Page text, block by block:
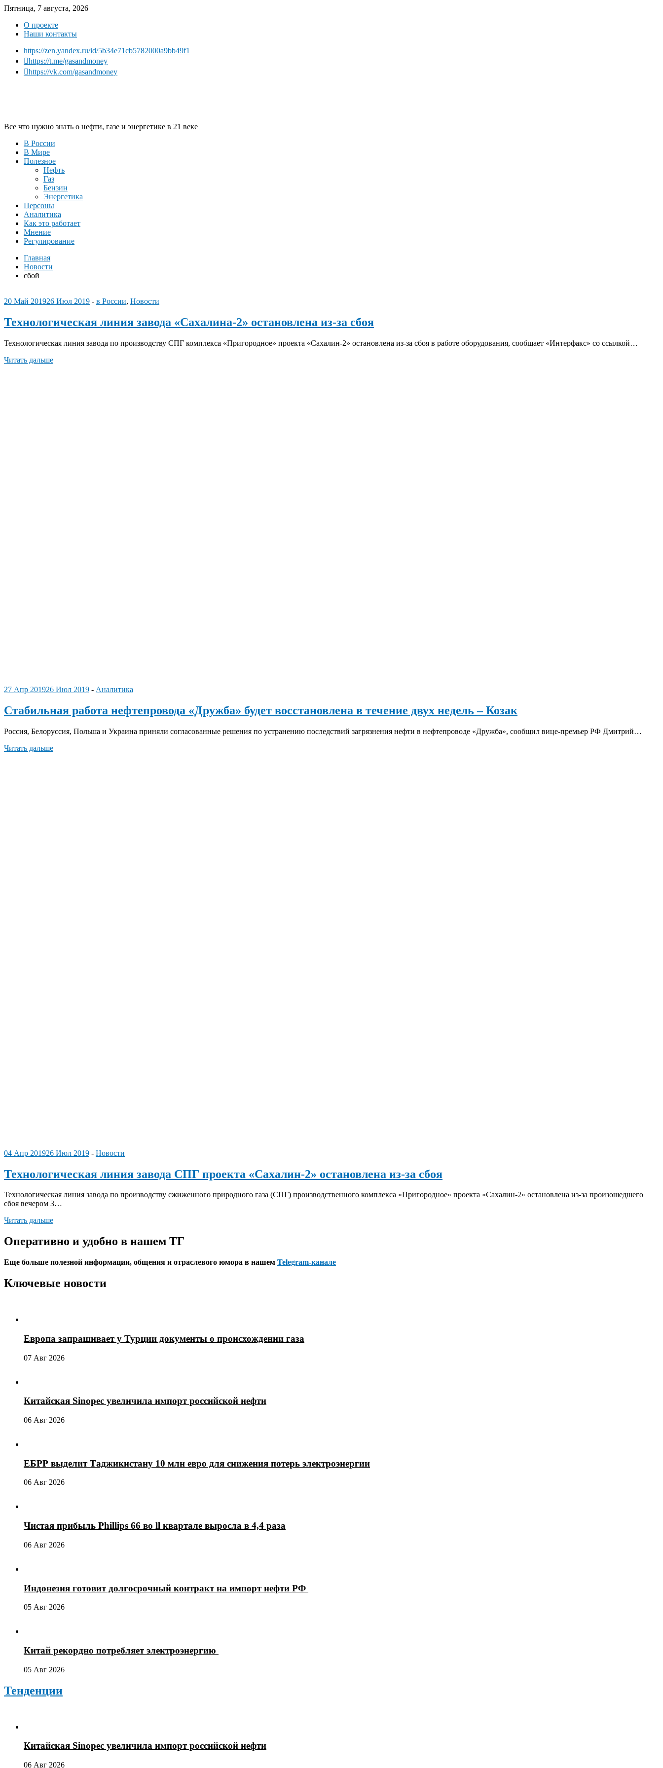
Пятница, 7 августа, 2026
О проекте
Наши контакты
https://zen.yandex.ru/id/5b34e71cb5782000a9bb49f1
https://t.me/gasandmoney
https://vk.com/gasandmoney
Все что нужно знать о нефти, газе и энергетике в 21 веке
В России
В Мире
Полезное
Нефть
Газ
Бензин
Энергетика
Персоны
Аналитика
Как это работает
Мнение
Регулирование
Главная
Новости
сбой
20 Май 201926 Июл 2019 - в России, Новости
Технологическая линия завода «Сахалина-2» остановлена из-за сбоя
Технологическая линия завода по производству СПГ комплекса «Пригородное» проекта «Сахалин-2» остановлена из-за сбоя в работе оборудования, сообщает «Интерфакс» со ссылкой…
Читать дальше
27 Апр 201926 Июл 2019 - Аналитика
Стабильная работа нефтепровода «Дружба» будет восстановлена в течение двух недель – Козак
Россия, Белоруссия, Польша и Украина приняли согласованные решения по устранению последствий загрязнения нефти в нефтепроводе «Дружба», сообщил вице-премьер РФ Дмитрий…
Читать дальше
04 Апр 201926 Июл 2019 - Новости
Технологическая линия завода СПГ проекта «Сахалин-2» остановлена из-за сбоя
Технологическая линия завода по производству сжиженного природного газа (СПГ) производственного комплекса «Пригородное» проекта «Сахалин-2» остановлена из-за произошедшего
сбоя вечером 3…
Читать дальше
Оперативно и удобно в нашем ТГ
Еще больше полезной информации, общения и отраслевого юмора в нашем Telegram-канале
Ключевые новости
Европа запрашивает у Турции документы о происхождении газа
07 Авг 2026
Китайская Sinopec увеличила импорт российской нефти
06 Авг 2026
ЕБРР выделит Таджикистану 10 млн евро для снижения потерь электроэнергии
06 Авг 2026
Чистая прибыль Phillips 66 во ll квартале выросла в 4,4 раза
06 Авг 2026
Индонезия готовит долгосрочный контракт на импорт нефти РФ
05 Авг 2026
Китай рекордно потребляет электроэнергию
05 Авг 2026
Тенденции
Китайская Sinopec увеличила импорт российской нефти
06 Авг 2026